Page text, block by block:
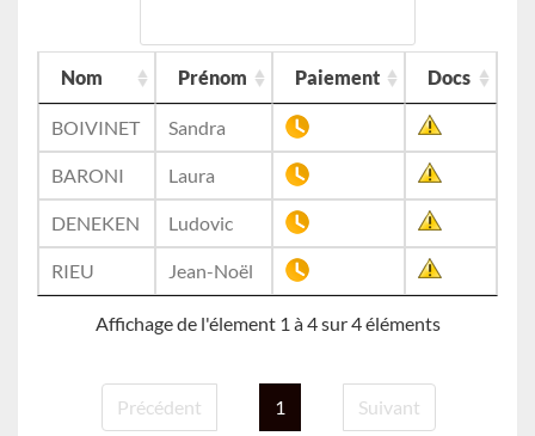
Nom Prénom Paiement Docs
BOIVINET Sandra
BARONI Laura
DENEKEN Ludovic
RIEU Jean-Noël
Affichage de l'élement 1 à 4 sur 4 éléments
Précédent 1 Suivant